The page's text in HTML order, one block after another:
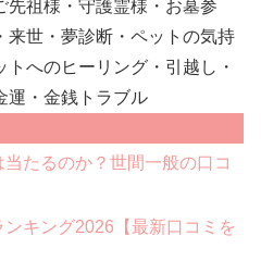
先祖様・守護霊様・お墓参
来世・夢診断・ペットの気持
へのヒーリング・引越し・
運・金銭トラブル
たるのか？世間一般の口コ
キング2026【最新口コミを